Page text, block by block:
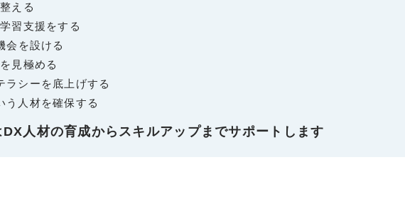
える
習支援をする
会を設ける
見極める
ラシーを底上げする
う人材を確保する
人材の育成からスキルアップまでサポートします